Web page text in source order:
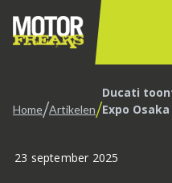
Home/Artikelen/Ducati
Expo Osaka
23 september 2025